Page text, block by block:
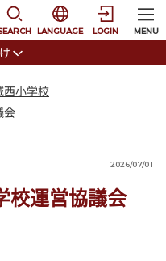
選択すると言語の切
LANGUAGE LOGIN MENU
西小学校
会
2026/07/01
校運営協議会